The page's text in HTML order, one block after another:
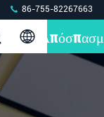
86-755-82267663